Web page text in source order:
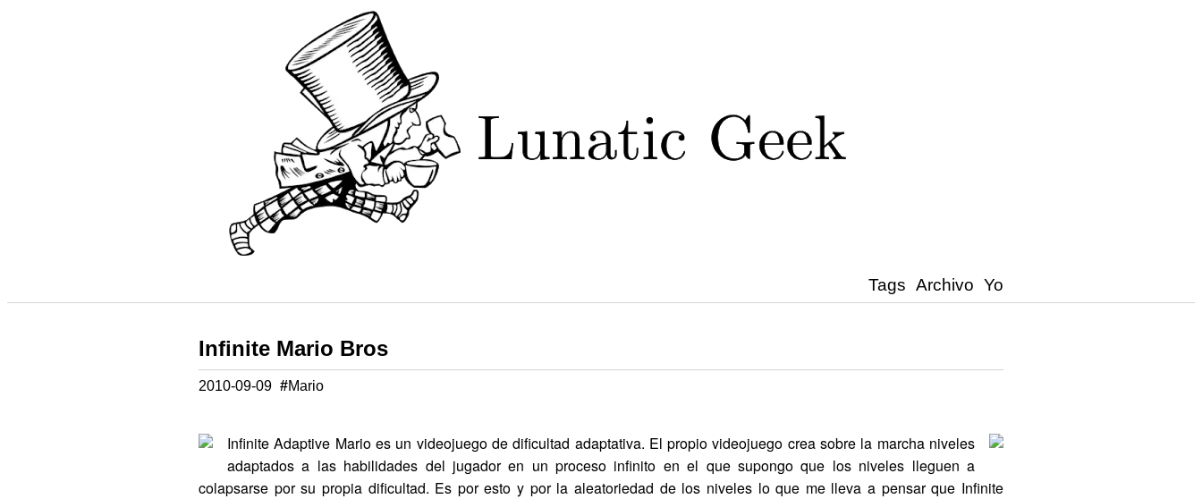
Tags Archivo Yo
Infinite Mario Bros
2010-09-09 #Mario
Infinite Adaptive Mario es un videojuego de dificultad adaptativa. El propio videojuego crea sobre la marcha niveles
adaptados a las habilidades del jugador en un proceso infinito en el que supongo que los niveles lleguen a
colapsarse por su propia dificultad. Es por esto y por la aleatoriedad de los niveles lo que me lleva a pensar que Infinite